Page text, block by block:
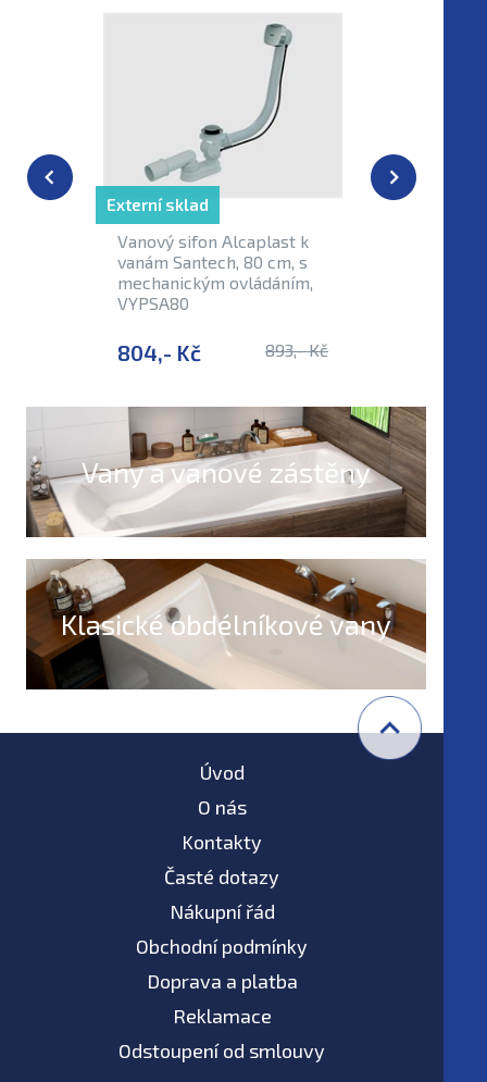
Vanový sifon Alcaplast k
vanám Santech, 80 cm, s
mechanickým ovládáním,
VYPSA80
804,- Kč 893,- Kč
Externí sklad Externí
Vany a vanové zástěny
Klasické obdélníkové vany
Úvod
O nás
Kontakty
Časté dotazy
Nákupní řád
Obchodní podmínky
Doprava a platba
Reklamace
Odstoupení od smlouvy